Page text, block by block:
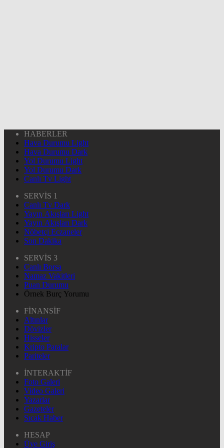
HABERLER
Hava Durumu Light
Hava Durumu Dark
Yol Durumu Light
Yol Durumu Dark
Canlı Tv Light
SERVİS 1
Canlı Tv Dark
Yayın Akışları Light
Yayın Akışları Dark
Nöbetçi Eczaneler
Son Dakika
SERVİS 3
Canlı Borsa
Namaz Vakitleri
Puan Durumu
Örnek Burç Yorumu
FİNANSİF
Altınlar
Dövizler
Hisseler
Kripto Paralar
Pariteler
İNTERAKTİF
Foto Galeri
Video Galeri
Yazarlar
Gazeteler
Sıcak Haber
HESAP
Üye Giriş